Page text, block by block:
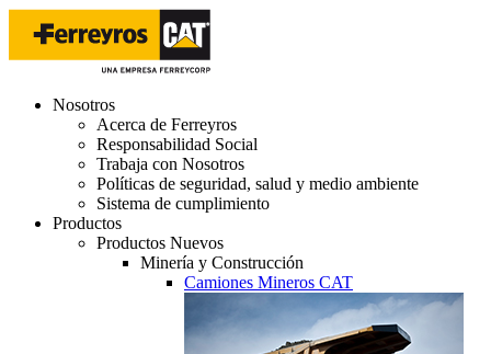
Nosotros
Acerca de Ferreyros
Responsabilidad Social
Trabaja con Nosotros
Políticas de seguridad, salud y medio ambiente
Sistema de cumplimiento
Productos
Productos Nuevos
Minería y Construcción
Camiones Mineros CAT